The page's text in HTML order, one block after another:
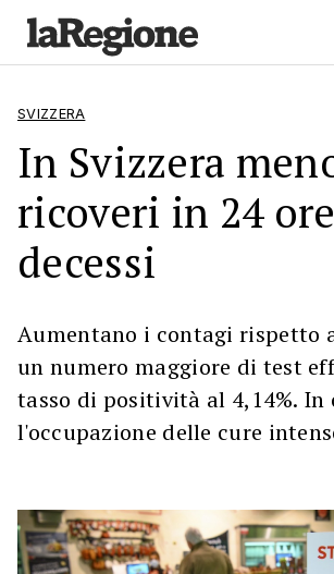
SVIZZERA
In Svizzera
ricoveri in 24
decessi
Aumentano i contagi rispetto
un numero maggiore di test
tasso di positività al 4,14%. In
l'occupazione delle cure